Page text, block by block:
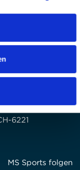
6221
MS Sports folgen